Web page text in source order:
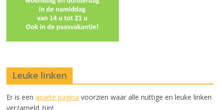
Leuke linken
Er is eenaparte pagina voorzien waar alle nuttige en leuke linken
verzameld zijn!